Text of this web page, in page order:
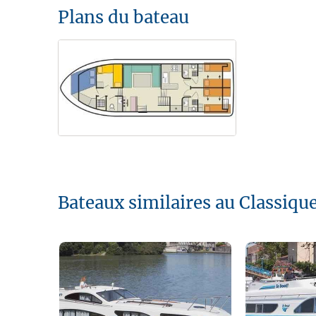
Plans du bateau
Bateaux similaires au